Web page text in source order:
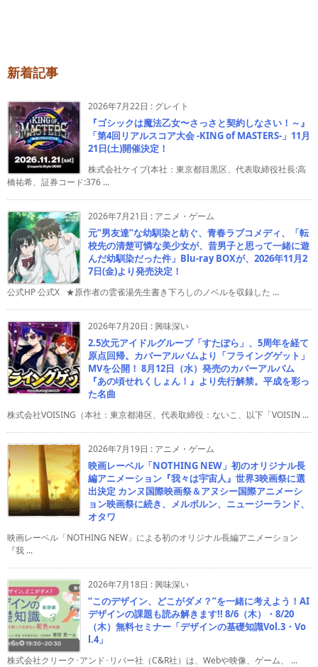
新着記事
2026年7月22日 : グレイト
『ゴシックは魔法乙女〜さっさと契約しなさい！～』
「第4回リアルスコア大会 -KING of MASTERS-」11月
21日(土)開催決定！
株式会社ケイブ(本社：東京都目黒区、代表取締役社長:高
橋祐希、証券コード:376 ...
2026年7月21日 : アニメ・ゲーム
元”男友達”な幼馴染と紡ぐ、青春ラブコメディ、「転
校先の清楚可憐な美少女が、昔男子と思って一緒に遊
んだ幼馴染だった件」Blu-ray BOXが、2026年11月2
7日(金)より発売決定！
公式HP 公式X ★原作者の雲雀湯先生書き下ろしのノベルを収録した ...
2026年7月20日 :興味深い
2.5次元アイドルグループ「すたぽら」、5周年を経て
原点回帰。カバーアルバムより「フライングゲット」
MVを公開！ 8月12日（水）発売のカバーアルバム
『あの頃せれくしょん！』より先行解禁。平成を彩っ
た名曲
株式会社VOISING（本社：東京都港区、代表取締役：ないこ、以下「VOISIN ...
2026年7月19日 : アニメ・ゲーム
映画レーベル「NOTHING NEW」初のオリジナル長
編アニメーション『我々は宇宙人』世界3映画祭に選
出決定 カンヌ国際映画祭＆アヌシー国際アニメーシ
ョン映画祭に続き、メルボルン、ニュージーランド、
オタワ
映画レーベル「NOTHING NEW」による初のオリジナル長編アニメーション
『我 ...
2026年7月18日 :興味深い
“このデザイン、どこがダメ？”を一緒に考えよう！AI
デザインの課題も読み解きます!! 8/6（木）・8/20
（木）無料セミナー「デザインの基礎知識Vol.3・Vo
l.4」
株式会社クリーク･アンド･リバー社（C&R社）は、Webや映像、ゲーム、 ...